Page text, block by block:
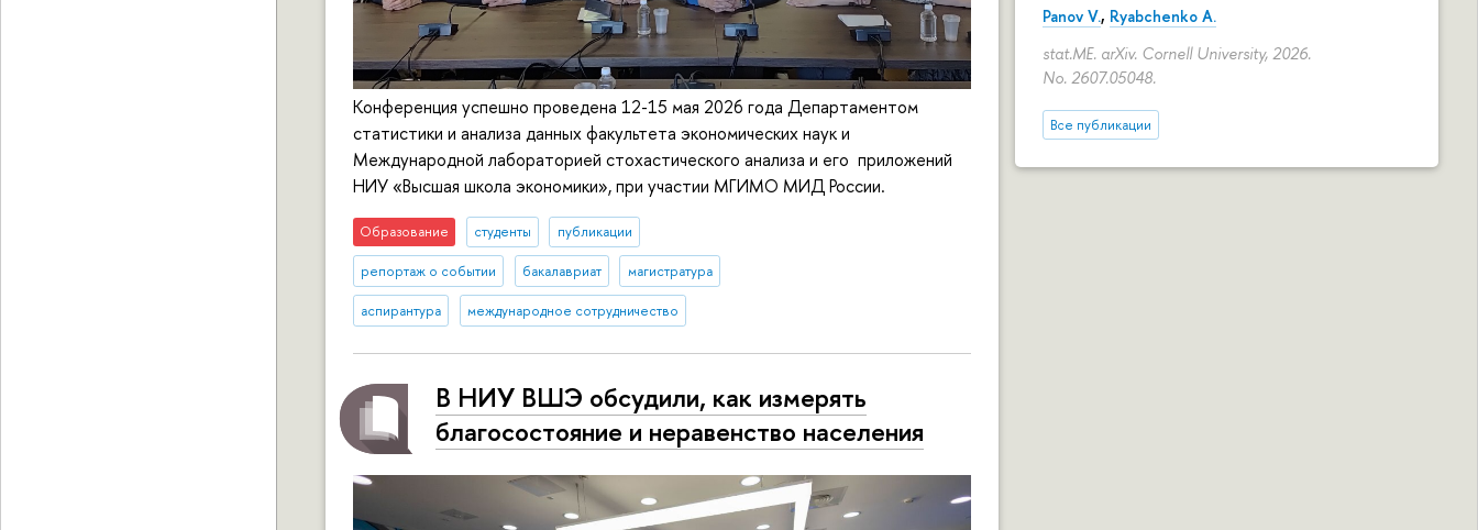
Panov V., Ryabchenko A.
stat.ME. arXiv. Cornell University, 2026.
No. 2607.05048.
Все публикации
Конференция успешно проведена 12-15 мая 2026 года Департаментом
статистики и анализа данных факультета экономических наук и
Международной лабораторией стохастического анализа и его приложений
НИУ «Высшая школа экономики», при участии МГИМО МИД России.
Образование студенты публикации
репортаж о событии бакалавриат магистратура
аспирантура международное сотрудничество
В НИУ ВШЭ обсудили, как измерять
благосостояние и неравенство населения